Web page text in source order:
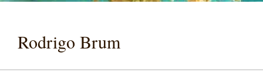
Rodrigo Brum